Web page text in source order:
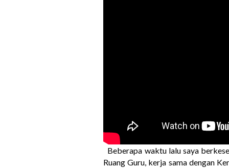
Beberapa waktu lalu saya
Ruang Guru, kerja sama dengan